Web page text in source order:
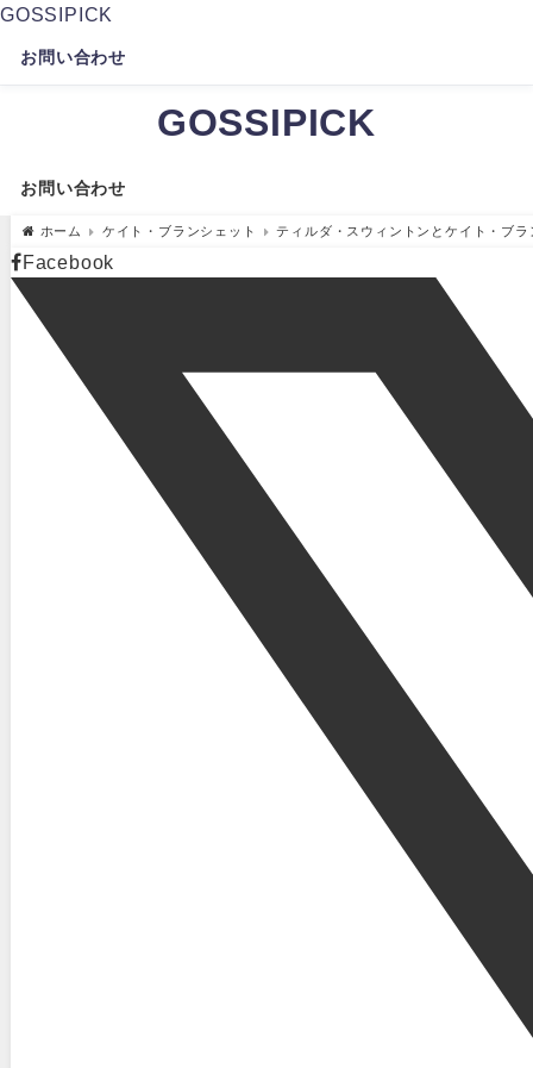
GOSSIPICK
お問い合わせ
GOSSIPICK
お問い合わせ
ホーム ケイト・ブランシェット ティルダ・スウィントンとケイト・ブ
Facebook